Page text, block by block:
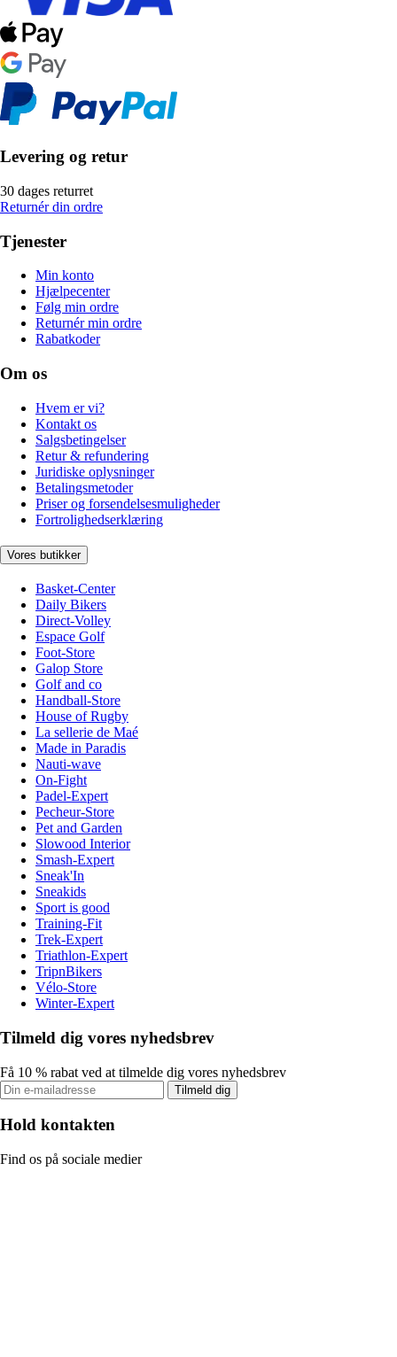
Levering og retur
30 dages returret
Returnér din ordre
Tjenester
Min konto
Hjælpecenter
Følg min ordre
Returnér min ordre
Rabatkoder
Om os
Hvem er vi?
Kontakt os
Salgsbetingelser
Retur & refundering
Juridiske oplysninger
Betalingsmetoder
Priser og forsendelsesmuligheder
Fortrolighedserklæring
Vores butikker
Basket-Center
Daily Bikers
Direct-Volley
Espace Golf
Foot-Store
Galop Store
Golf and co
Handball-Store
House of Rugby
La sellerie de Maé
Made in Paradis
Nauti-wave
On-Fight
Padel-Expert
Pecheur-Store
Pet and Garden
Slowood Interior
Smash-Expert
Sneak'In
Sneakids
Sport is good
Training-Fit
Trek-Expert
Triathlon-Expert
TripnBikers
Vélo-Store
Winter-Expert
Tilmeld dig vores nyhedsbrev
Få 10 % rabat ved at tilmelde dig vores nyhedsbrev
Tilmeld dig
Hold kontakten
Find os på sociale medier